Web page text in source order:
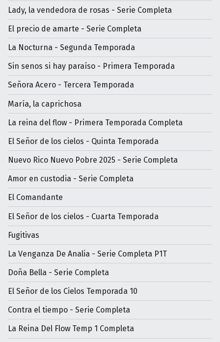
Lady, la vendedora de rosas - Serie Completa
El precio de amarte - Serie Completa
La Nocturna - Segunda Temporada
Sin senos si hay paraíso - Primera Temporada
Señora Acero - Tercera Temporada
María, la caprichosa
La reina del flow - Primera Temporada Completa
El Señor de los cielos - Quinta Temporada
Nuevo Rico Nuevo Pobre 2025 - Serie Completa
Amor en custodia - Serie Completa
El Comandante
El Señor de los cielos - Cuarta Temporada
Fugitivas
La Venganza De Analia - Serie Completa P1T
Doña Bella - Serie Completa
El Señor de los Cielos Temporada 10
Contra el tiempo - Serie Completa
La Reina Del Flow Temp 1 Completa